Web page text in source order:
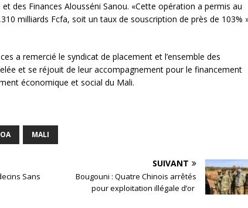
des Finances Alousséni Sanou. «Cette opération a permis au
milliards Fcfa, soit un taux de souscription de près de 103%
a remercié le syndicat de placement et l’ensemble des
et se réjouit de leur accompagnement pour le financement
économique et social du Mali.
MALI
Sans
SUIVANT
Bougouni : Quatre Chinois arrêtés
pour exploitation illégale d’or